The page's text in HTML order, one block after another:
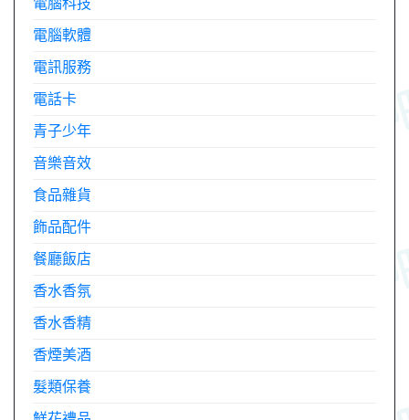
電腦軟體
電訊服務
電話卡
青子少年
音樂音效
食品雜貨
飾品配件
餐廳飯店
香水香氛
香水香精
香煙美酒
髮類保養